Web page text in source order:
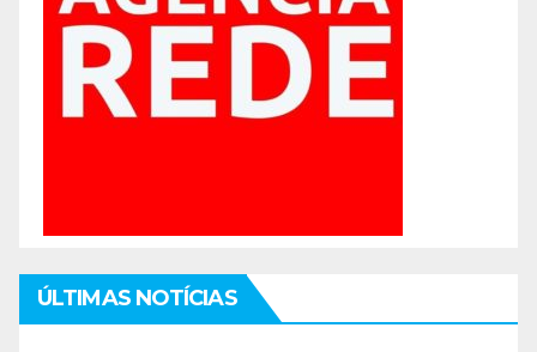
ÚLTIMAS NOTÍCIAS